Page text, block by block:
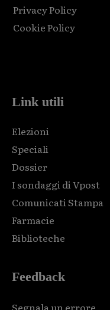
Privacy Policy
Cookie Policy
Link utili
Elezioni
Speciali
Dossier
I sondaggi di Vpost
Comunicati Stampa
Farmacie
Biblioteche
Feedback
Segnala un errore